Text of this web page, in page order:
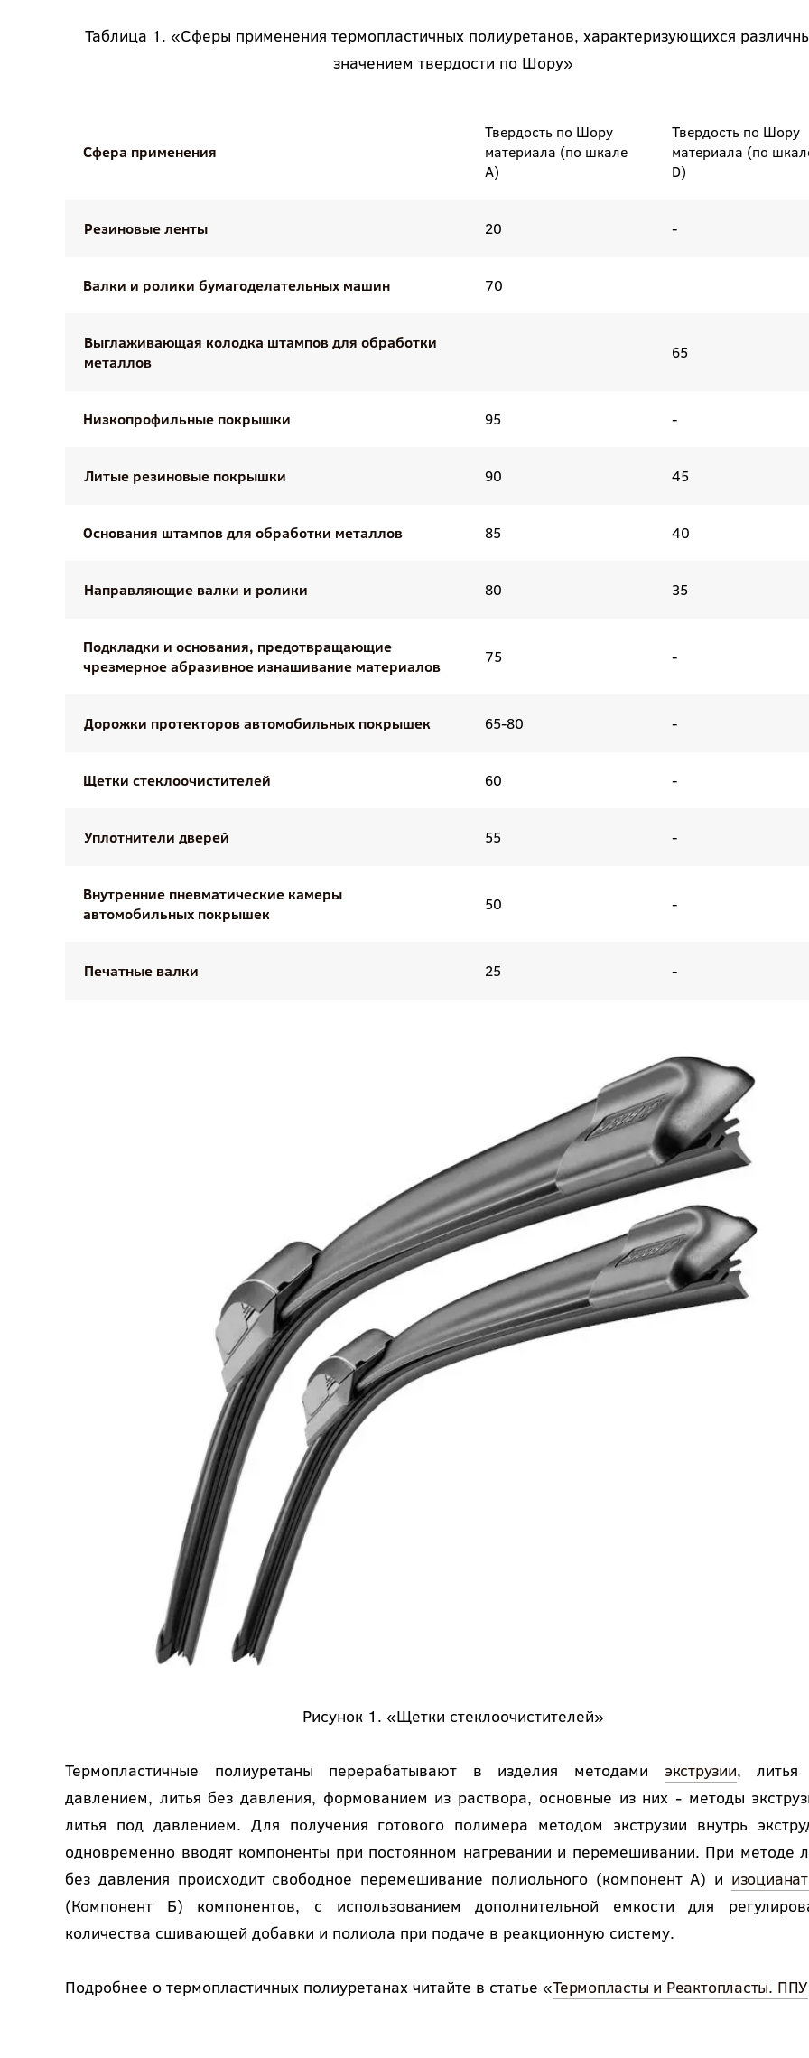
Таблица 1. «Сферы применения термопластичных полиуретанов, характеризующихся
значением твердости по Шору»
Сфера применения
Твердость по Шору
материала (по шкале
А)
Твердость по Шору
материала (по
D)
Резиновые ленты 20 -
Валки и ролики бумагоделательных машин 70
Выглаживающая колодка штампов для обработки
металлов
65
Низкопрофильные покрышки 95 -
Литые резиновые покрышки 90 45
Основания штампов для обработки металлов 85 40
Направляющие валки и ролики 80 35
Подкладки и основания, предотвращающие
чрезмерное абразивное изнашивание материалов
75 -
Дорожки протекторов автомобильных покрышек 65-80 -
Щетки стеклоочистителей 60 -
Уплотнители дверей 55 -
Внутренние пневматические камеры
автомобильных покрышек
50 -
Печатные валки 25 -
Рисунок 1. «Щетки стеклоочистителей»
Термопластичные полиуретаны перерабатывают в изделия методами экструзии, литья
давлением, литья без давления, формованием из раствора, основные из них - методы
литья под давлением. Для получения готового полимера методом экструзии внутрь
одновременно вводят компоненты при постоянном нагревании и перемешивании. При методе
без давления происходит свободное перемешивание полиольного (компонент А) и
(Компонент Б) компонентов, с использованием дополнительной емкости для
количества сшивающей добавки и полиола при подаче в реакционную систему.
Подробнее о термопластичных полиуретанах читайте в статье «Термопласты и Реактопласты. ППУ